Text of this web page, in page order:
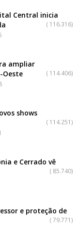
Central inicia
( 116.316)
ampliar
( 114.406)
shows
( 114.251)
e Cerrado vê
( 85.740)
e proteção de
(79.771)